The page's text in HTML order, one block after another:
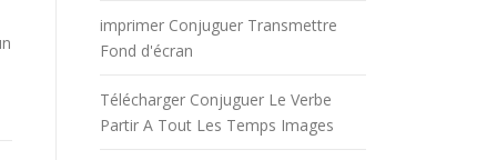
imprimer Conjuguer Transmettre
Fond d'écran
Télécharger Conjuguer Le Verbe
Partir A Tout Les Temps Images